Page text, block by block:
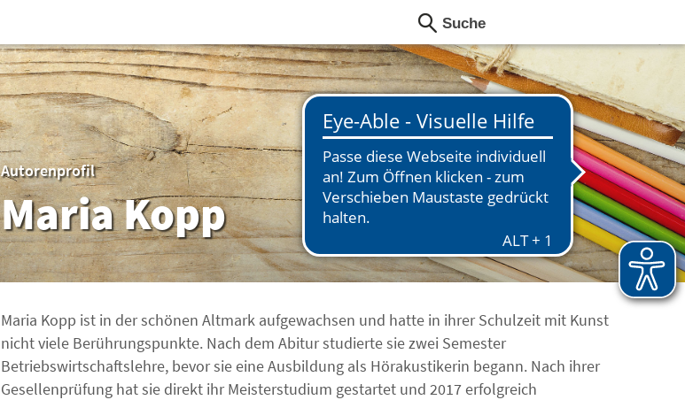
Autorenprofil
Maria Kopp
Maria Kopp ist in der schönen Altmark aufgewachsen und hatte in ihrer Schulzeit mit Kunst
nicht viele Berührungspunkte. Nach dem Abitur studierte sie zwei Semester
Betriebswirtschaftslehre, bevor sie eine Ausbildung als Hörakustikerin begann. Nach ihrer
Gesellenprüfung hat sie direkt ihr Meisterstudium gestartet und 2017 erfolgreich